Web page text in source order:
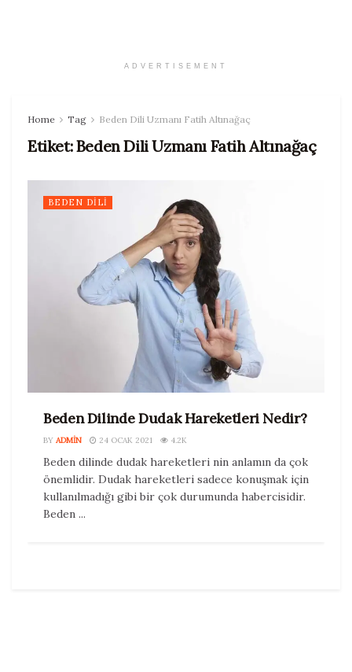
ADVERTISEMENT
Home Tag Beden Dili Uzmanı Fatih Altınağaç
Etiket:Beden Dili Uzmanı Fatih Altınağaç
BEDEN DILI
Beden Dilinde Dudak Hareketleri Nedir?
BY ADMIN 24 OCAK 2021 4.2K
Beden dilinde dudak hareketleri nin anlamın da çok
önemlidir. Dudak hareketleri sadece konuşmak için
kullanılmadığı gibi bir çok durumunda habercisidir.
Beden ...